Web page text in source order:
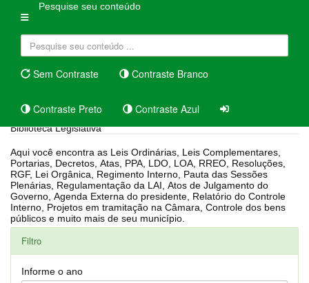
Pesquise seu conteúdo
Sem Contraste Contraste Branco
Contraste Preto Contraste Azul
Biblioteca Legislativa
Aqui você encontra as Leis Ordinárias, Leis Complementares,
Portarias, Decretos, Atas, PPA, LDO, LOA, RREO, Resoluções,
RGF, Lei Orgânica, Regimento Interno, Pauta das Sessões
Plenárias, Regulamentação da LAI, Atos de Julgamento do
Governo, Agenda Externa do presidente, Relatório do Controle
Interno, Projetos em tramitação na Câmara, Controle dos bens
públicos e muito mais de seu município.
Filtro
Informe o ano